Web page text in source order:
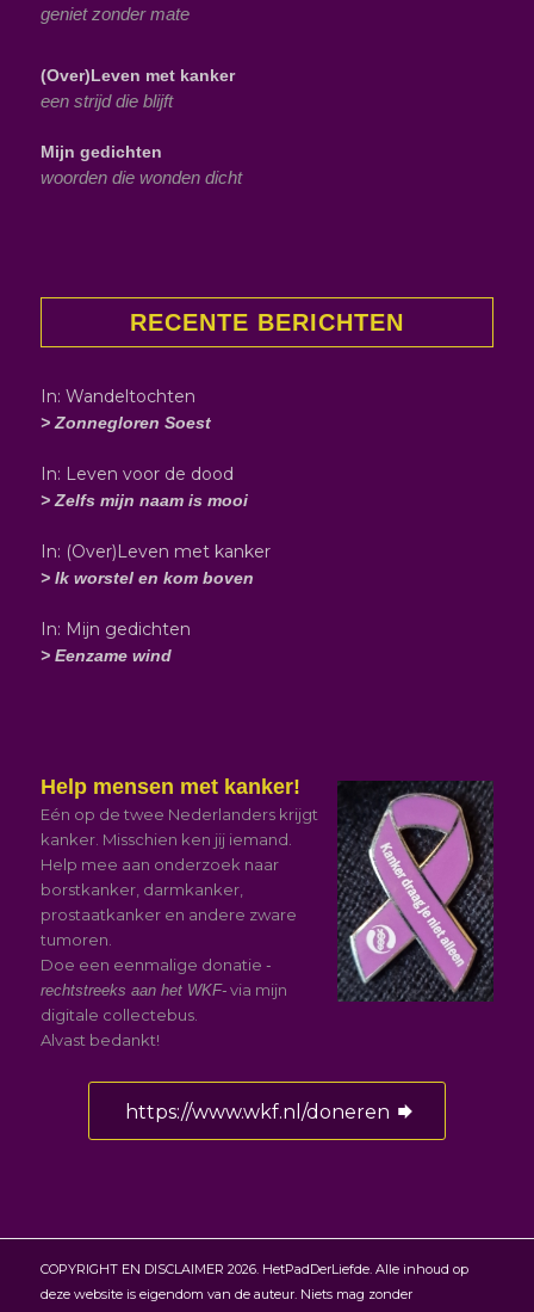
geniet zonder mate
(Over)Leven met kanker
een strijd die blijft
Mijn gedichten
woorden die wonden dicht
RECENTE BERICHTEN
In: Wandeltochten
> Zonnegloren Soest
In: Leven voor de dood
> Zelfs mijn naam is mooi
In: (Over)Leven met kanker
> Ik worstel en kom boven
In: Mijn gedichten
> Eenzame wind
Help mensen met kanker!
Eén op de twee Nederlanders krijgt
kanker. Misschien ken jij iemand.
Help mee aan onderzoek naar
borstkanker, darmkanker,
prostaatkanker en andere zware
tumoren.
Doe een eenmalige donatie -
rechtstreeks aan het WKF-via mijn
digitale collectebus.
Alvast bedankt!
https://www.wkf.nl/doneren
COPYRIGHT EN DISCLAIMER 2026. HetPadDerLiefde. Alle inhoud op
deze website is eigendom van de auteur. Niets mag zonder